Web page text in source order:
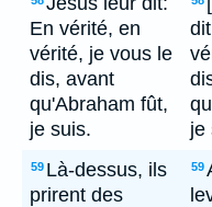
En vérité, en
vérité, je vous le
dis, avant
qu'Abraham fût,
je suis.
je
59 Là-dessus, ils
prirent des
59